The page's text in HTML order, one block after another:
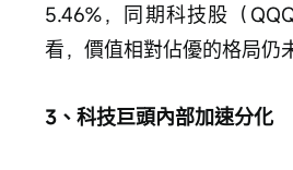
5.46%，同期科技股（
看，價值相對佔優的格局仍
3、科技巨頭內部加速分化